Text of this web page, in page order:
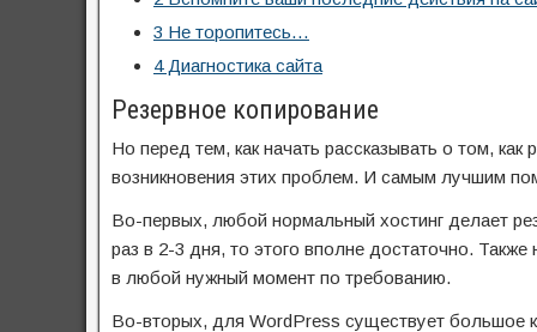
3 Не торопитесь…
4Диагностика сайта
Резервное копирование
Но перед тем, как начать рассказывать о том,
возникновения этих проблем. И самым лучшим
Во-первых, любой нормальный хостинг делает
раз в 2-3 дня, то этого вполне достаточно.
в любой нужный момент по требованию.
Во-вторых, для WordPress существует большое